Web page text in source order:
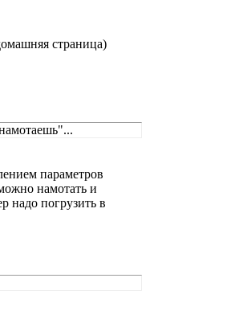
страница)
параметров
намотать и
надо погрузить в